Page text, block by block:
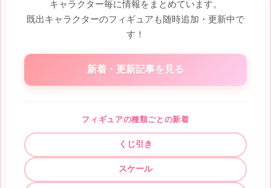
キャラクター毎に情報をまとめています。
既出キャラクターのフィギュアも随時追加・更新中で
す！
新着・更新記事を見る
フィギュアの種類ごとの新着
くじ引き
スケール